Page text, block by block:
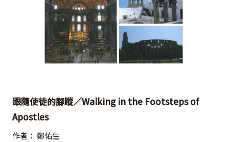
跟隨使徒的腳蹤／Walking in the Footsteps of
Apostles
作者： 鄭佑生